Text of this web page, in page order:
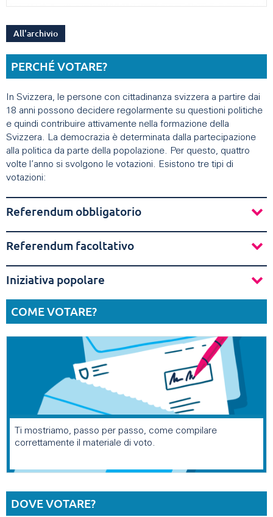
All'archivio
PERCHÉ VOTARE?
In Svizzera, le persone con cittadinanza svizzera a partire dai
18 anni possono decidere regolarmente su questioni politiche
e quindi contribuire attivamente nella formazione della
Svizzera. La democrazia è determinata dalla partecipazione
alla politica da parte della popolazione. Per questo, quattro
volte l’anno si svolgono le votazioni. Esistono tre tipi di
votazioni:
Referendum obbligatorio
Referendum facoltativo
Iniziativa popolare
COME VOTARE?
Ti mostriamo, passo per passo, come compilare
correttamente il materiale di voto.
DOVE VOTARE?